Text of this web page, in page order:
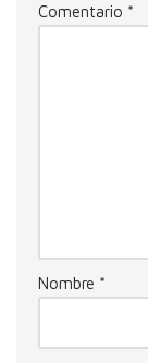
Comentario *
Nombre *